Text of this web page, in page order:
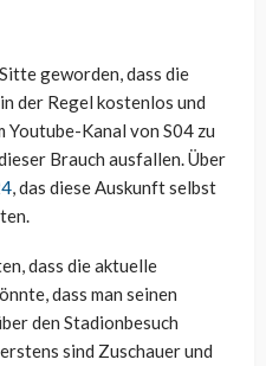
geworden, dass die
der Regel kostenlos und
Youtube-Kanal von S04 zu
Brauch ausfallen. Über
, das diese Auskunft selbst
dass die aktuelle
dass man seinen
den Stadionbesuch
sind Zuschauer und